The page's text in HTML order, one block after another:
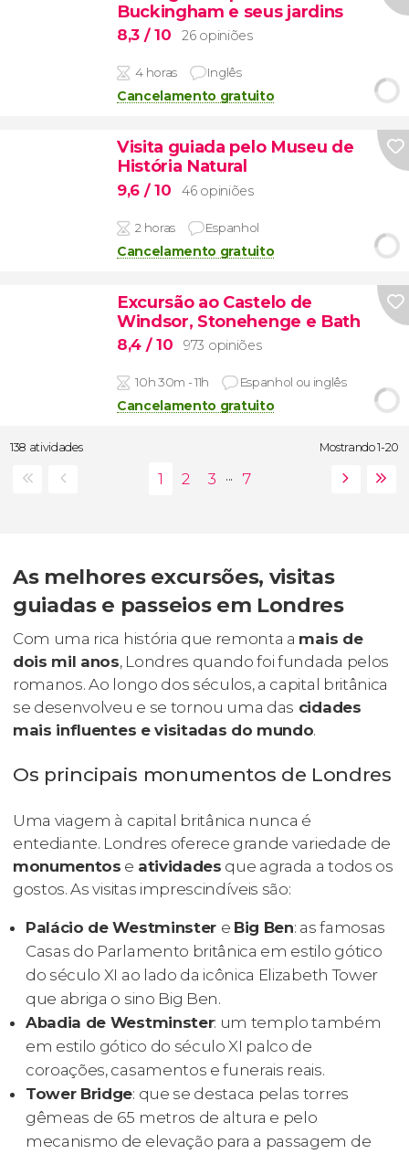
Buckingham e seus jardins
8,3 / 10 26 opiniões
4 horas Inglês
Cancelamento gratuito
Visita guiada pelo Museu de
História Natural
9,6 / 10 46 opiniões
2 horas Espanhol
Cancelamento gratuito
Excursão ao Castelo de
Windsor, Stonehenge e Bath
8,4 / 10 973 opiniões
10h 30m - 11h Espanhol ou inglês
Cancelamento gratuito
138 atividades Mostrando 1-20
...
As melhores excursões, visitas
guiadas e passeios em Londres
Com uma rica história que remonta a mais de
dois mil anos, Londres quando foi fundada pelos
romanos. Ao longo dos séculos, a capital britânica
se desenvolveu e se tornou uma das cidades
mais influentes e visitadas do mundo.
Os principais monumentos de Londres
Uma viagem à capital britânica nunca é
entediante. Londres oferece grande variedade de
monumentos e atividades que agrada a todos os
gostos. As visitas imprescindíveis são:
Palácio de Westminster e Big Ben: as famosas
Casas do Parlamento britânica em estilo gótico
do século XI ao lado da icônica Elizabeth Tower
que abriga o sino Big Ben.
Abadia de Westminster: um templo também
em estilo gótico do século XI palco de
coroações, casamentos e funerais reais.
Tower Bridge: que se destaca pelas torres
gêmeas de 65 metros de altura e pelo
mecanismo de elevação para a passagem de